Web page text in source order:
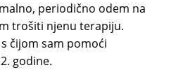
periodično odem na
trošiti njenu terapiju.
čijom sam pomoći
godine.